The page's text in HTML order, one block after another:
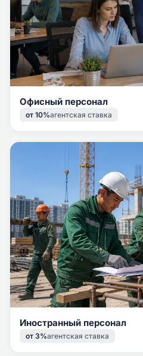
Офисный персонал
от 10%агентская ставка
Иностранный персонал
от 3%агентская ставка